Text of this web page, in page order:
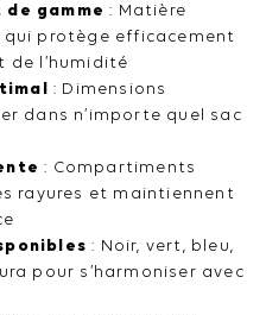
gamme : Matière
protège efficacement
de l’humidité
: Dimensions
dans n’importe quel sac
: Compartiments
rayures et maintiennent
: Noir, vert, bleu,
pour s’harmoniser avec